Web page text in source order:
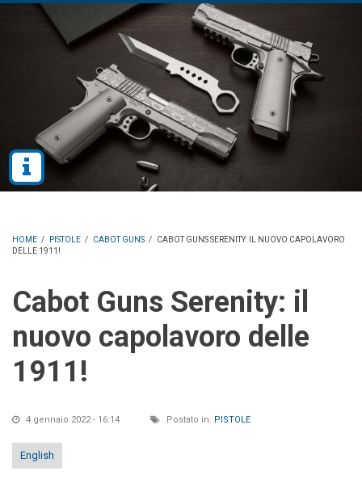
HOME / PISTOLE / CABOT GUNS /
CABOT GUNS SERENITY: IL NUOVO CAPOLAVORO
DELLE 1911!
Cabot Guns Serenity: il
nuovo capolavoro delle
1911!
4 gennaio 2022 - 16:14 Postato in: PISTOLE
English